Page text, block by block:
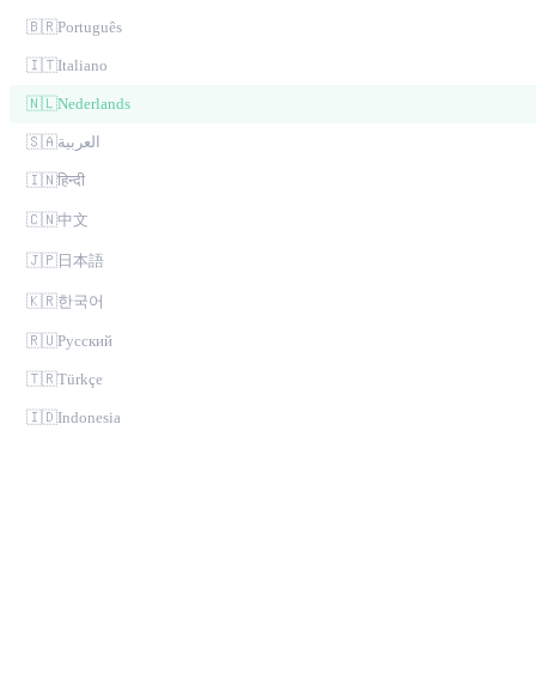
🇧🇷Português
🇮🇹Italiano
🇳🇱Nederlands
🇸🇦العربية
🇮🇳हिन्दी
🇨🇳中文
🇯🇵 日本語
🇰🇷한국어
🇷🇺Русский
🇹🇷Türkçe
🇮🇩Indonesia